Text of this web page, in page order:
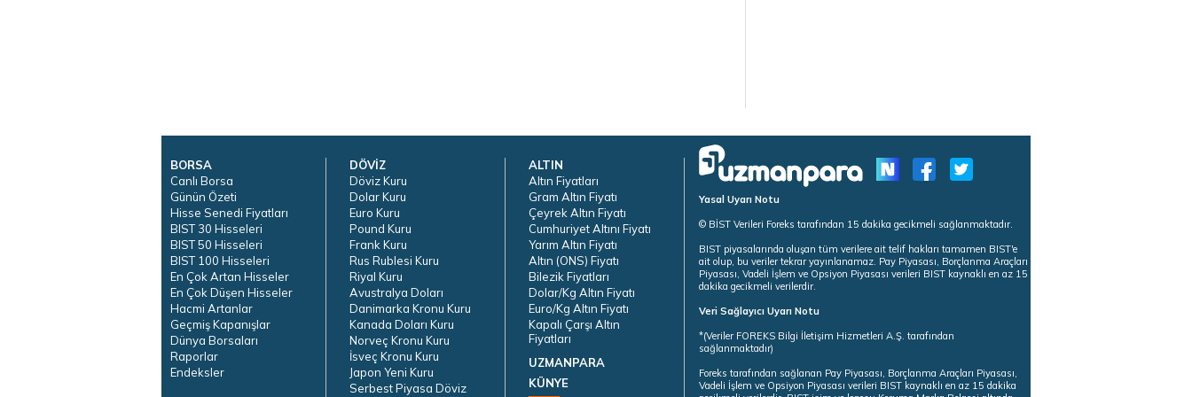
BORSA
Canlı Borsa
Günün Özeti
Hisse Senedi Fiyatları
BIST 30 Hisseleri
BIST 50 Hisseleri
BIST 100 Hisseleri
En Çok Artan Hisseler
En Çok Düşen Hisseler
Hacmi Artanlar
Geçmiş Kapanışlar
Dünya Borsaları
Raporlar
Endeksler
DÖVİZ
Döviz Kuru
Dolar Kuru
Euro Kuru
Pound Kuru
Frank Kuru
Rus Rublesi Kuru
Riyal Kuru
Avustralya Doları
Danimarka Kronu Kuru
Kanada Doları Kuru
Norveç Kronu Kuru
İsveç Kronu Kuru
Japon Yeni Kuru
Serbest Piyasa Döviz
ALTIN
Altın Fiyatları
Gram Altın Fiyatı
Çeyrek Altın Fiyatı
Cumhuriyet Altını Fiyatı
Yarım Altın Fiyatı
Altın (ONS) Fiyatı
Bilezik Fiyatları
Dolar/Kg Altın Fiyatı
Euro/Kg Altın Fiyatı
Kapalı Çarşı Altın
Fiyatları
UZMANPARA
KÜNYE
Yasal Uyarı Notu
© BİST Verileri Foreks tarafından 15 dakika gecikmeli sağlanmaktadır.
BIST piyasalarında oluşan tüm verilere ait telif hakları tamamen BIST'e
ait olup, bu veriler tekrar yayınlanamaz. Pay Piyasası, Borçlanma Araçları
Piyasası, Vadeli İşlem ve Opsiyon Piyasası verileri BIST kaynaklı en az 15
dakika gecikmeli verilerdir.
Veri Sağlayıcı Uyarı Notu
*(Veriler FOREKS Bilgi İletişim Hizmetleri A.Ş. tarafından
sağlanmaktadır)
Foreks tarafından sağlanan Pay Piyasası, Borçlanma Araçları Piyasası,
Vadeli İşlem ve Opsiyon Piyasası verileri BIST kaynaklı en az 15 dakika